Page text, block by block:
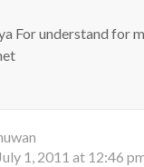
For understand for
1, 2011 at 12:46